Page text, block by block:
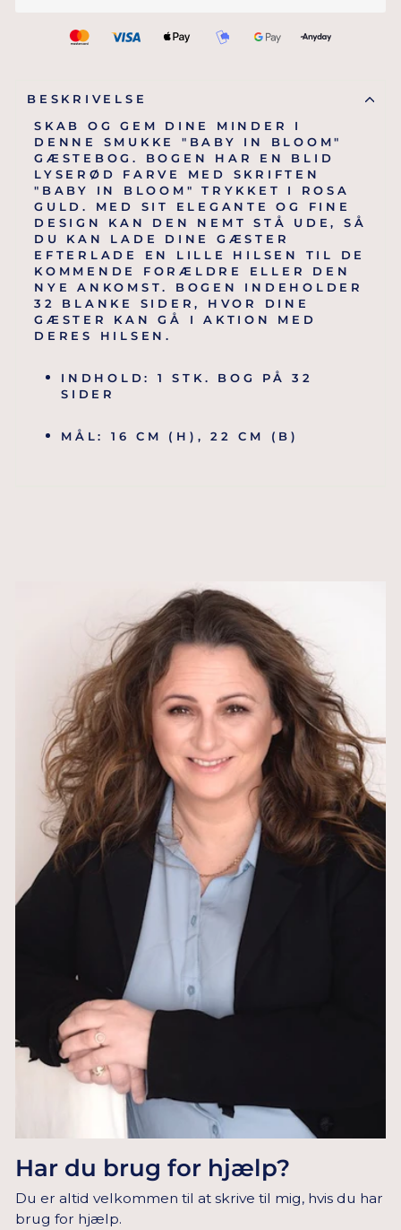
BESKRIVELSE
SKAB OG GEM DINE MINDER I
DENNE SMUKKE "BABY IN BLOOM"
GÆSTEBOG. BOGEN HAR EN BLID
LYSERØD FARVE MED SKRIFTEN
"BABY IN BLOOM" TRYKKET I ROSA
GULD. MED SIT ELEGANTE OG FINE
DESIGN KAN DEN NEMT STÅ UDE, SÅ
DU KAN LADE DINE GÆSTER
EFTERLADE EN LILLE HILSEN TIL DE
KOMMENDE FORÆLDRE ELLER DEN
NYE ANKOMST. BOGEN INDEHOLDER
32 BLANKE SIDER, HVOR DINE
GÆSTER KAN GÅ I AKTION MED
DERES HILSEN.
INDHOLD: 1 STK. BOG PÅ 32
SIDER
MÅL: 16 CM (H), 22 CM (B)
Har du brug for hjælp?
Du er altid velkommen til at skrive til mig, hvis du har
brug for hjælp.